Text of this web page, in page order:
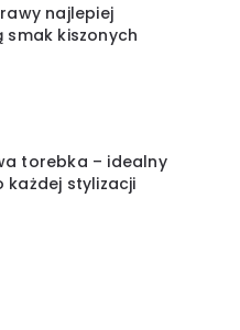
najlepiej
smak kiszonych
torebka – idealny
każdej stylizacji